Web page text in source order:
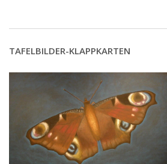
TAFELBILDER-KLAPPKARTEN